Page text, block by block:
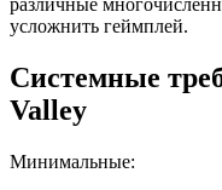
усложнить геймплей.
Системные
Valley
Минимальные: